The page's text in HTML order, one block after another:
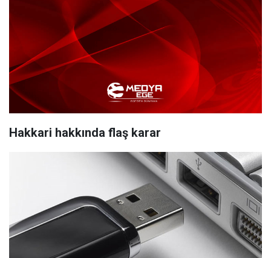
Hakkari hakkında flaş karar